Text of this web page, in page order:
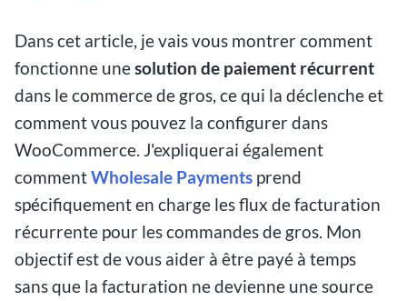
Dans cet article, je vais vous montrer comment
fonctionne unesolution de paiement récurrent
dans le commerce de gros, ce qui la déclenche et
comment vous pouvez la configurer dans
WooCommerce. J'expliquerai également
commentWholesale Payments prend
spécifiquement en charge les flux de facturation
récurrente pour les commandes de gros. Mon
objectif est de vous aider à être payé à temps
sans que la facturation ne devienne une source